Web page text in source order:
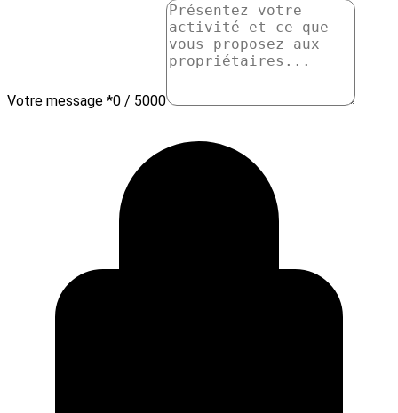
Votre message *0 / 5000